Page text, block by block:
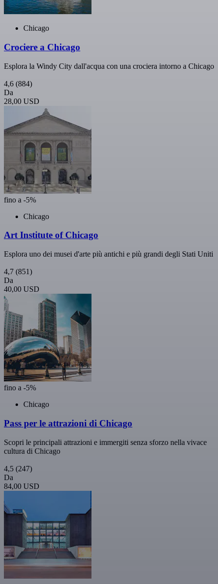
Chicago
Crociere a Chicago
Esplora la Windy City dall'acqua con una crociera intorno a Chicago
4,6 (884)
Da
28,00 USD
fino a -5%
Chicago
Art Institute of Chicago
Esplora uno dei musei d'arte più antichi e più grandi degli Stati Uniti
4,7 (851)
Da
40,00 USD
fino a -5%
Chicago
Pass per le attrazioni di Chicago
Scopri le principali attrazioni e immergiti senza sforzo nella vivace
cultura di Chicago
4,5 (247)
Da
84,00 USD